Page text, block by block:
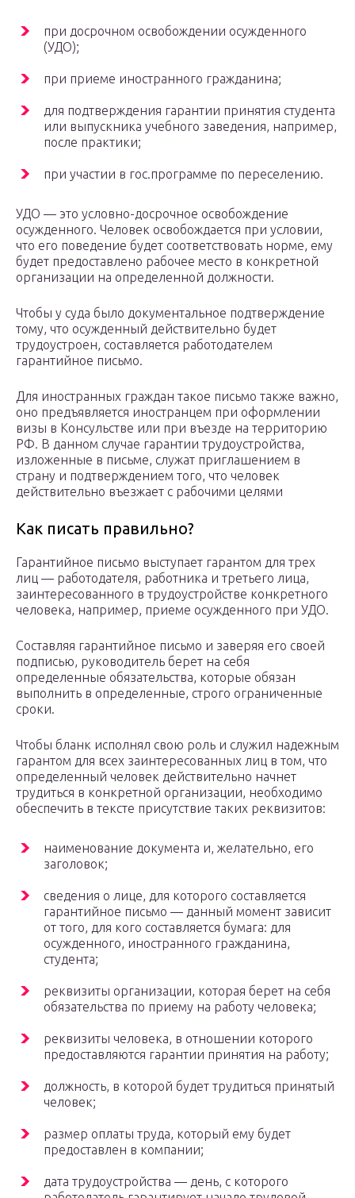
при досрочном освобождении осужденного
(УДО);
при приеме иностранного гражданина;
для подтверждения гарантии принятия студента
или выпускника учебного заведения, например,
после практики;
при участии в гос.программе по переселению.
УДО — это условно-досрочное освобождение
осужденного. Человек освобождается при условии,
что его поведение будет соответствовать норме, ему
будет предоставлено рабочее место в конкретной
организации на определенной должности.
Чтобы у суда было документальное подтверждение
тому, что осужденный действительно будет
трудоустроен, составляется работодателем
гарантийное письмо.
Для иностранных граждан такое письмо также важно,
оно предъявляется иностранцем при оформлении
визы в Консульстве или при въезде на территорию
РФ. В данном случае гарантии трудоустройства,
изложенные в письме, служат приглашением в
страну и подтверждением того, что человек
действительно въезжает с рабочими целями
Как писать правильно?
Гарантийное письмо выступает гарантом для трех
лиц — работодателя, работника и третьего лица,
заинтересованного в трудоустройстве конкретного
человека, например, приеме осужденного при УДО.
Составляя гарантийное письмо и заверяя его своей
подписью, руководитель берет на себя
определенные обязательства, которые обязан
выполнить в определенные, строго ограниченные
сроки.
Чтобы бланк исполнял свою роль и служил надежным
гарантом для всех заинтересованных лиц в том, что
определенный человек действительно начнет
трудиться в конкретной организации, необходимо
обеспечить в тексте присутствие таких реквизитов:
наименование документа и, желательно, его
заголовок;
сведения о лице, для которого составляется
гарантийное письмо — данный момент зависит
от того, для кого составляется бумага: для
осужденного, иностранного гражданина,
студента;
реквизиты организации, которая берет на себя
обязательства по приему на работу человека;
реквизиты человека, в отношении которого
предоставляются гарантии принятия на работу;
должность, в которой будет трудиться принятый
человек;
размер оплаты труда, который ему будет
предоставлен в компании;
дата трудоустройства — день, с которого